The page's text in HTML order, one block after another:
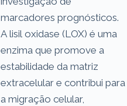
marcadores prognósticos.
A lisil oxidase (LOX) é uma
enzima que promove a
estabilidade da matriz
extracelular e contribui para
a migração celular,